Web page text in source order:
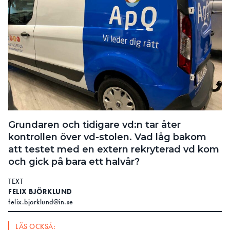
Grundaren och tidigare vd:n tar åter
kontrollen över vd-stolen. Vad låg bakom
att testet med en extern rekryterad vd kom
och gick på bara ett halvår?
TEXT
FELIX BJÖRKLUND
felix.bjorklund@in.se
LÄS OCKSÅ: